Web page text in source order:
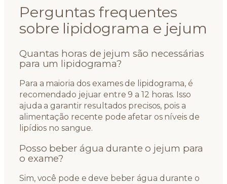
Perguntas frequentes
sobre lipidograma e jejum
Quantas horas de jejum são necessárias
para um lipidograma?
Para a maioria dos exames de lipidograma, é
recomendado jejuar entre 9 a 12 horas. Isso
ajuda a garantir resultados precisos, pois a
alimentação recente pode afetar os níveis de
lipídios no sangue.
Posso beber água durante o jejum para
o exame?
Sim, você pode e deve beber água durante o